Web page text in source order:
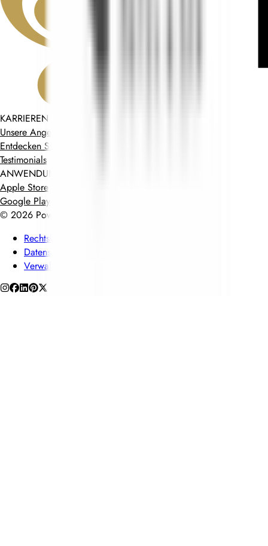
KARRIEREN BEI RELAIS & CHÂTEAUX
Unsere Angebote
Entdecken Sie Relais & Châteaux
Testimonials
ANWENDUNGEN MOBILES
Apple Store
Google Play
© 2026 Powered by
Rechtshinweise
Datenschutzrichtlinie
Verwaltung von Cookies